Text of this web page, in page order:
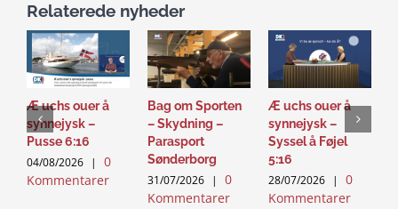
Relaterede nyheder
Æ uchs ouer å
synnejysk –
Pusse 6:16
04/08/2026 |
0
Kommentarer
Bag om Sporten
– Skydning –
Parasport
Sønderborg
31/07/2026 |
0
Kommentarer
Æ uchs ouer å
synnejysk –
Syssel å Føjel
5:16
28/07/2026 |
0
Kommentarer